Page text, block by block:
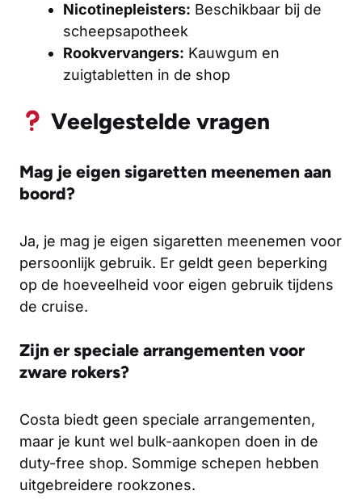
Nicotinepleisters: Beschikbaar bij de
scheepsapotheek
Rookvervangers: Kauwgum en
zuigtabletten in de shop
Veelgestelde vragen
Mag je eigen sigaretten meenemen aan
boord?
Ja, je mag je eigen sigaretten meenemen voor
persoonlijk gebruik. Er geldt geen beperking
op de hoeveelheid voor eigen gebruik tijdens
de cruise.
Zijn er speciale arrangementen voor
zware rokers?
Costa biedt geen speciale arrangementen,
maar je kunt wel bulk-aankopen doen in de
duty-free shop. Sommige schepen hebben
uitgebreidere rookzones.